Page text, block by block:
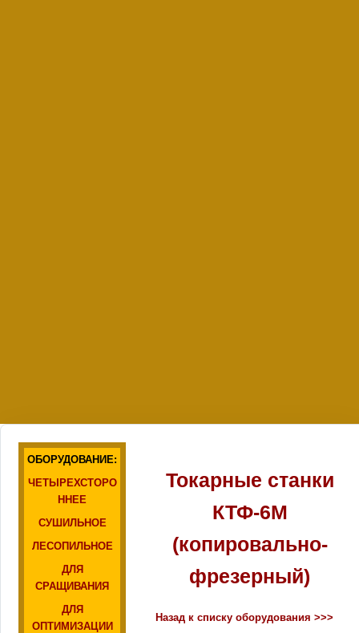
ОБОРУДОВАНИЕ:
ЧЕТЫРЕХСТОРО
ННЕЕ
СУШИЛЬНОЕ
ЛЕСОПИЛЬНОЕ
ДЛЯ
СРАЩИВАНИЯ
ДЛЯ
ОПТИМИЗАЦИИ
Токарные станки
КТФ-6М
(копировально-
фрезерный)
Назад к списку оборудования >>>